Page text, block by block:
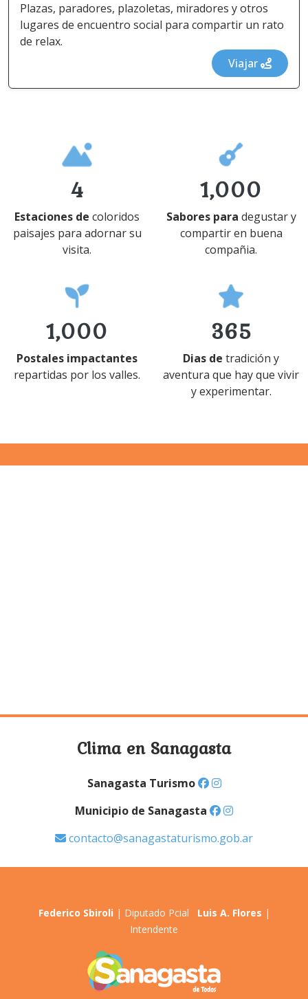
Plazas, paradores, plazoletas, miradores y otros
lugares de encuentro social para compartir un rato
de relax.
Viajar
4
Estaciones de coloridos
paisajes para adornar su
visita.
1,000
Sabores para degustar y
compartir en buena
compañia.
1,000
Postales impactantes
repartidas por los valles.
365
Dias de tradición y
aventura que hay que vivir
y experimentar.
Clima en Sanagasta
Sanagasta Turismo
Municipio de Sanagasta
contacto@sanagastaturismo.gob.ar
Federico Sbiroli | Diputado Pcial Luis A. Flores |
Intendente